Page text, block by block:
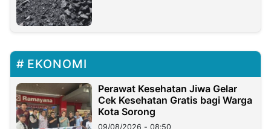
EKONOMI
Perawat Kesehatan Jiwa Gelar
Cek Kesehatan Gratis bagi Warga
Kota Sorong
09/08/2026 - 08:50